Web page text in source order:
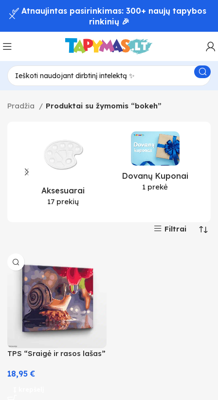
Pradžia Produktai su žymomis “bokeh”
Aksesuarai
17 prekių
Dovanų Kuponai
1 prekė
Filtrai
TPS “Sraigė ir rasos lašas”
18,95€
✅ Atnaujintas pasirinkimas: 300+ naujų tapybos
rinkinių 🎉